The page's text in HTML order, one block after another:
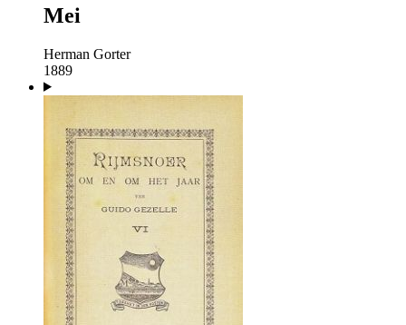
Mei
Herman Gorter
1889